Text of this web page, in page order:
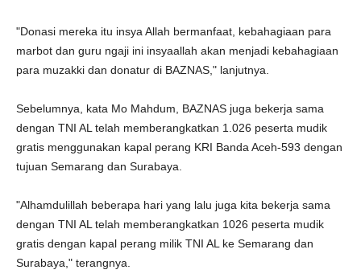
"Donasi mereka itu insya Allah bermanfaat, kebahagiaan para
marbot dan guru ngaji ini insyaallah akan menjadi kebahagiaan
para muzakki dan donatur di BAZNAS," lanjutnya.
Sebelumnya, kata Mo Mahdum, BAZNAS juga bekerja sama
dengan TNI AL telah memberangkatkan 1.026 peserta mudik
gratis menggunakan kapal perang KRI Banda Aceh-593 dengan
tujuan Semarang dan Surabaya.
"Alhamdulillah beberapa hari yang lalu juga kita bekerja sama
dengan TNI AL telah memberangkatkan 1026 peserta mudik
gratis dengan kapal perang milik TNI AL ke Semarang dan
Surabaya," terangnya.